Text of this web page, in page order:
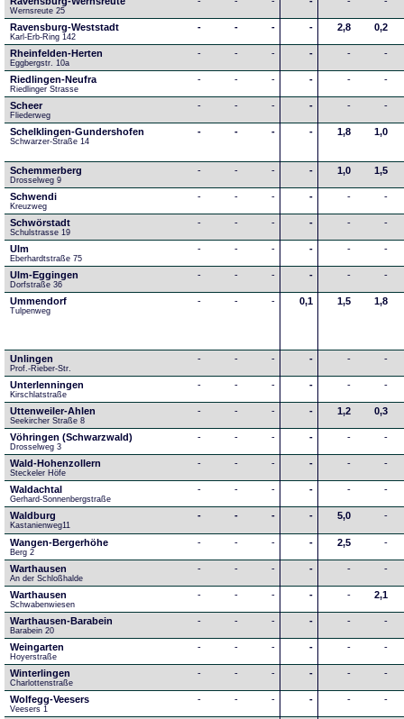
Wernsreute 25
Ravensburg-Weststadt
Karl-Erb-Ring 142
- - - - 2,8 0,2
Rheinfelden-Herten
Eggbergstr. 10a
- - - - - -
Riedlingen-Neufra
Riedlinger Strasse
- - - - - -
Scheer
Fliederweg
- - - - - -
Schelklingen-Gundershofen
Schwarzer-Straße 14
- - - - 1,8 1,0
Schemmerberg
Drosselweg 9
- - - - 1,0 1,5
Schwendi
Kreuzweg
- - - - - -
Schwörstadt
Schulstrasse 19
- - - - - -
Ulm
Eberhardtstraße 75
- - - - - -
Ulm-Eggingen
Dorfstraße 36
- - - - - -
Ummendorf
Tulpenweg
- - - 0,1 1,5 1,8
Unlingen
Prof.-Rieber-Str.
- - - - - -
Unterlenningen
Kirschlatstraße
- - - - - -
Uttenweiler-Ahlen
Seekircher Straße 8
- - - - 1,2 0,3
Vöhringen (Schwarzwald)
Drosselweg 3
- - - - - -
Wald-Hohenzollern
Steckeler Höfe
- - - - - -
Waldachtal
Gerhard-Sonnenbergstraße
- - - - - -
Waldburg
Kastanienweg11
- - - - 5,0 -
Wangen-Bergerhöhe
Berg 2
- - - - 2,5 -
Warthausen
An der Schloßhalde
- - - - - -
Warthausen
Schwabenwiesen
- - - - - 2,1
Warthausen-Barabein
Barabein 20
- - - - - -
Weingarten
Hoyerstraße
- - - - - -
Winterlingen
Charlottenstraße
- - - - - -
Wolfegg-Veesers
Veesers 1
- - - - - -